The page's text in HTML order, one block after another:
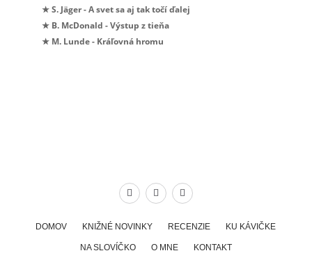
★ S. Jäger - A svet sa aj tak točí ďalej
★ B. McDonald - Výstup z tieňa
★ M. Lunde - Kráľovná hromu
DOMOV KNIŽNÉ NOVINKY RECENZIE KU KÁVIČKE
NA SLOVÍČKO O MNE KONTAKT